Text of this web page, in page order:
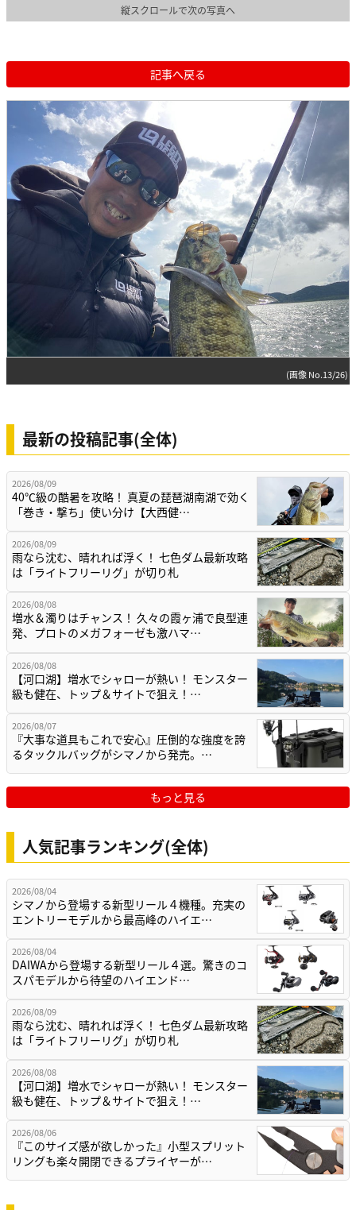
縦スクロールで次の写真へ
記事へ戻る
(画像 No.13/26)
最新の投稿記事(全体)
2026/08/09
40℃級の酷暑を攻略！ 真夏の琵琶湖南湖で効く
「巻き・撃ち」使い分け【大西健…
2026/08/09
雨なら沈む、晴れれば浮く！ 七色ダム最新攻略
は「ライトフリーリグ」が切り札
2026/08/08
増水＆濁りはチャンス！ 久々の霞ヶ浦で良型連
発、プロトのメガフォーゼも激ハマ…
2026/08/08
【河口湖】増水でシャローが熱い！ モンスター
級も健在、トップ＆サイトで狙え！…
2026/08/07
『大事な道具もこれで安心』圧倒的な強度を誇
るタックルバッグがシマノから発売。…
もっと見る
人気記事ランキング(全体)
2026/08/04
シマノから登場する新型リール４機種。充実の
エントリーモデルから最高峰のハイエ…
2026/08/04
DAIWAから登場する新型リール４選。驚きのコ
スパモデルから待望のハイエンド…
2026/08/09
雨なら沈む、晴れれば浮く！ 七色ダム最新攻略
は「ライトフリーリグ」が切り札
2026/08/08
【河口湖】増水でシャローが熱い！ モンスター
級も健在、トップ＆サイトで狙え！…
2026/08/06
『このサイズ感が欲しかった』小型スプリット
リングも楽々開閉できるプライヤーが…